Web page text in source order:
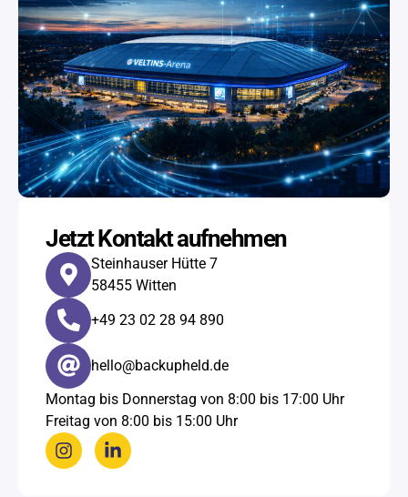
Jetzt Kontakt aufnehmen
Steinhauser Hütte 7
58455 Witten
+49 23 02 28 94 890​
hello@backupheld.de
Montag bis Donnerstag von 8:00 bis 17:00 Uhr
Freitag von 8:00 bis 15:00 Uhr